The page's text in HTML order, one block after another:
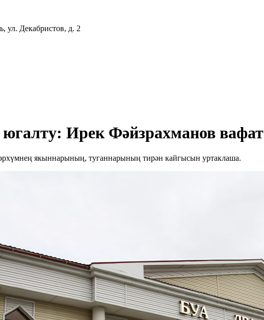
ул. Декабристов, д. 2
югалту: Ирек Фәйзрахманов вафат
якыннарының, туганнарының тирән кайгысын уртаклаша.